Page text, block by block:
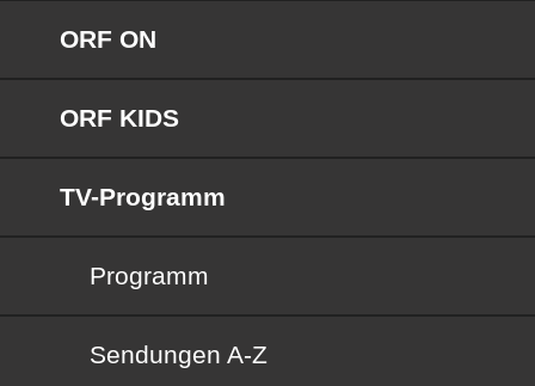
ORF ON
ORF KIDS
TV-Programm
Programm
Sendungen von A bis Z
Sendungen A-Z